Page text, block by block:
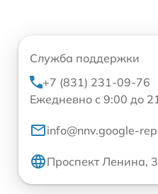
Служба поддержки
+7 (831) 231-09-76
Ежедневно с 9:00 до
info@nnv.google-
Проспект Ленина,